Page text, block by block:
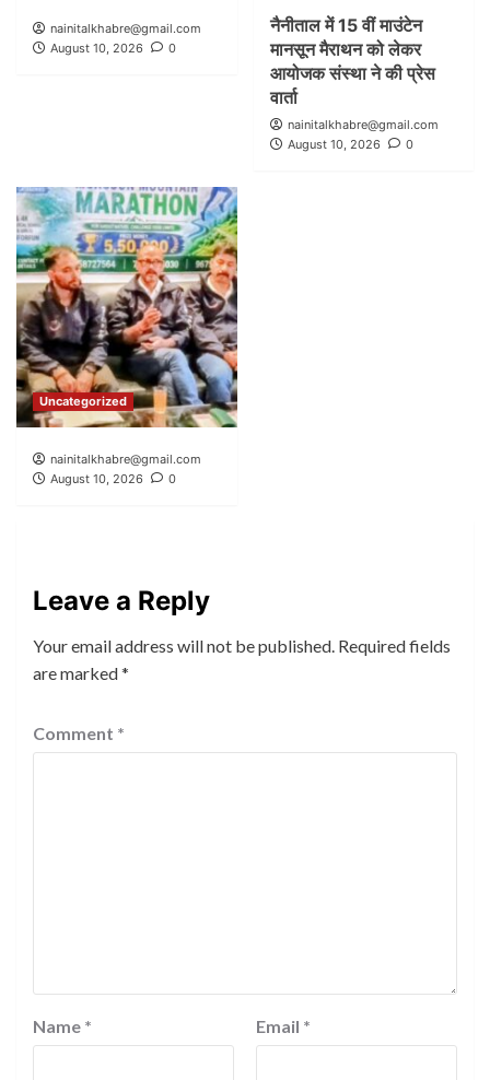
nainitalkhabre@gmail.com
August 10, 2026
0
नैनीताल में 15 वीं माउंटेन
मानसून मैराथन को लेकर
आयोजक संस्था ने की प्रेस
वार्ता
nainitalkhabre@gmail.com
August 10, 2026
0
Uncategorized
nainitalkhabre@gmail.com
August 10, 2026
0
Leave a Reply
Your email address will not be published. Required fields
are marked*
Comment *
Name * Email *